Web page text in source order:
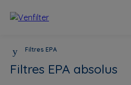
Filtres EPA
Filtres EPA absolus